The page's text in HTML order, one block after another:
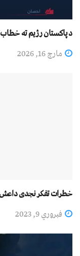
د پاکستان رژیم ته خطاب؛
مارچ 16, 2026
خطرات تفکر نجدی داعش
فبروري 9, 2023